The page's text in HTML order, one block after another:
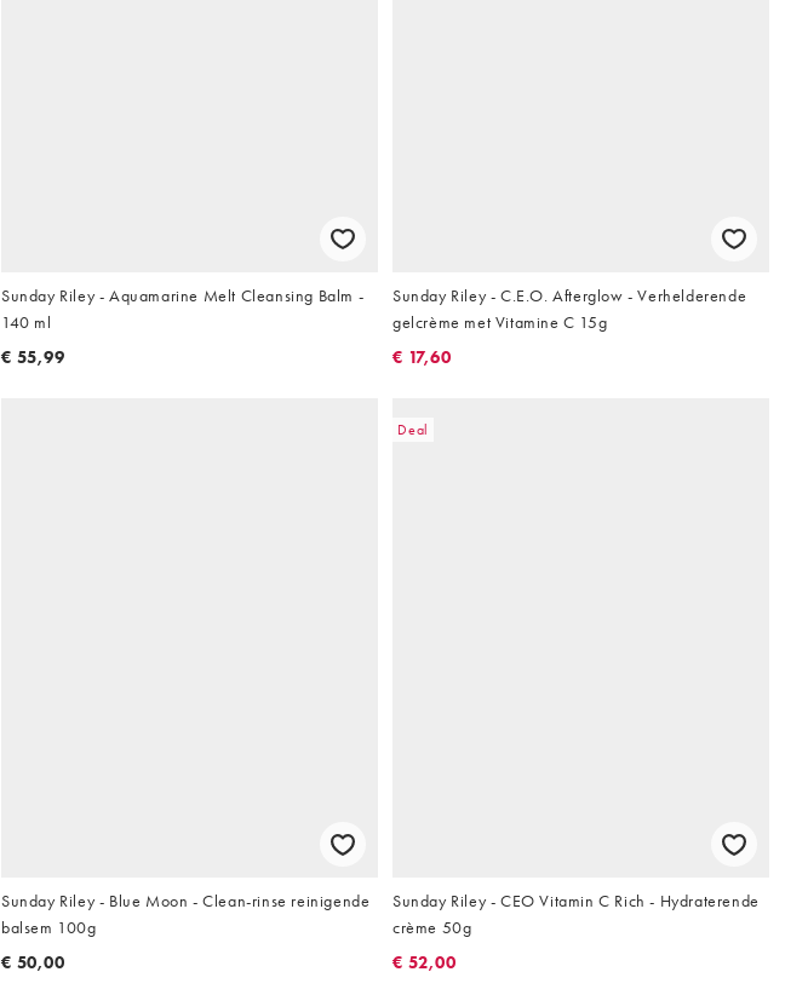
Sunday Riley - Aquamarine Melt Cleansing Balm -
140 ml
€ 55,99
Sunday Riley - C.E.O. Afterglow - Verhelderende
gelcrème met Vitamine C 15g
€ 17,60
Sunday Riley - Blue Moon - Clean-rinse reinigende
balsem 100g
€ 50,00
Deal
Sunday Riley - CEO Vitamin C Rich - Hydraterende
crème 50g
€ 52,00